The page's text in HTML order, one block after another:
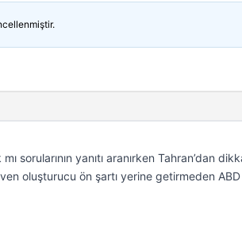
sorularının yanıtı aranırken Tahran’dan
oluşturucu ön şartı yerine getirmeden